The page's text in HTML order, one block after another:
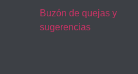
Buzón de quejas y
sugerencias